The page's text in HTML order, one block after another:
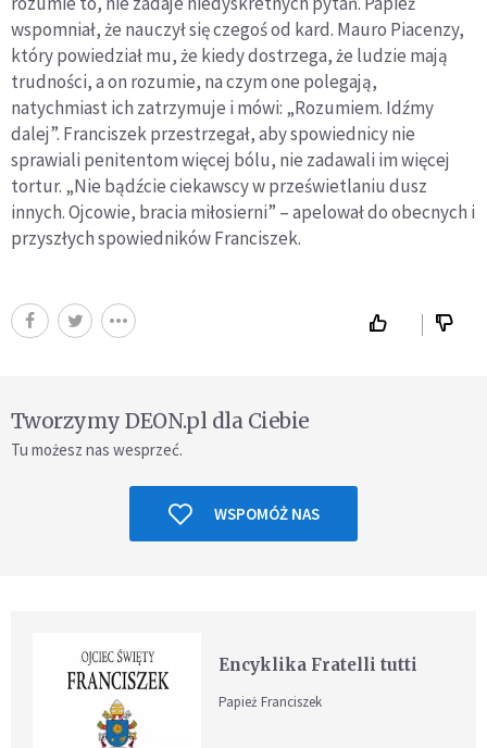
wspomniał, że nauczył się czegoś od kard. Mauro Piacenzy,
który powiedział mu, że kiedy dostrzega, że ludzie mają
trudności, a on rozumie, na czym one polegają,
natychmiast ich zatrzymuje i mówi: „Rozumiem. Idźmy
dalej”. Franciszek przestrzegał, aby spowiednicy nie
sprawiali penitentom więcej bólu, nie zadawali im więcej
tortur. „Nie bądźcie ciekawscy w prześwietlaniu dusz
innych. Ojcowie, bracia miłosierni” – apelował do obecnych i
przyszłych spowiedników Franciszek.
Tworzymy DEON.pl dla Ciebie
Tu możesz nas wesprzeć.
WSPOMÓŻ NAS
Encyklika Fratelli tutti
Papież Franciszek